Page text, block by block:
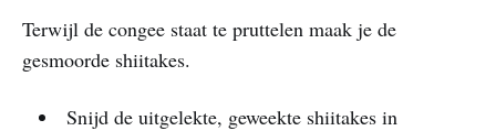
Terwijl de congee staat te pruttelen maak je de
gesmoorde shiitakes.
Snijd de uitgelekte, geweekte shiitakes in